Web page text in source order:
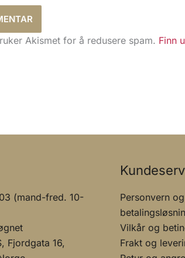
Akismet for å redusere spam. Finn
(mand-fred. 10-
Fjordgata 16,
Personvern
Vilkår og
Frakt og